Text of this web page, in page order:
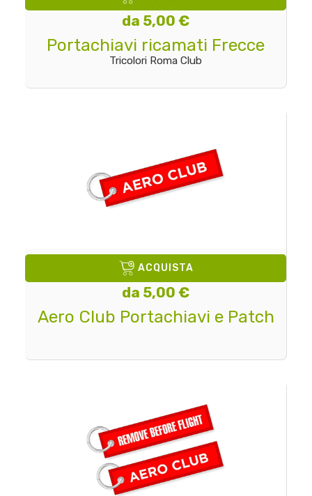
da 5,00 €
Portachiavi ricamati Frecce
Tricolori Roma Club
ACQUISTA
da 5,00 €
Aero Club Portachiavi e Patch